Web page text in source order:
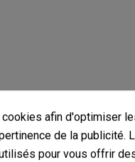
aussi
afin d'optimiser
de la publicité.
pour vous offrir